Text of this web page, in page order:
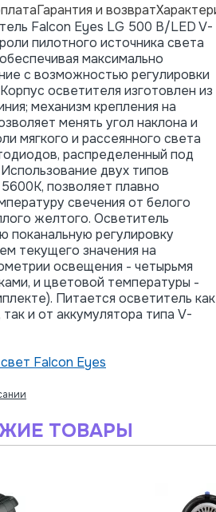
Гарантия и возврат
Falcon Eyes LG 500 B/LED V-
пилотного источника света
максимально
с возможностью регулировки
осветителя изготовлен из
механизм крепления на
менять угол наклона и
мягкого и рассеянного света
распределенный под
двух типов
позволяет плавно
свечения от белого
желтого. Осветитель
поканальную регулировку
текущего значения на
освещения - четырьмя
и цветовой температуры -
Питается осветитель как
и от аккумулятора типа V-
Falcon Eyes
ТОВАРЫ